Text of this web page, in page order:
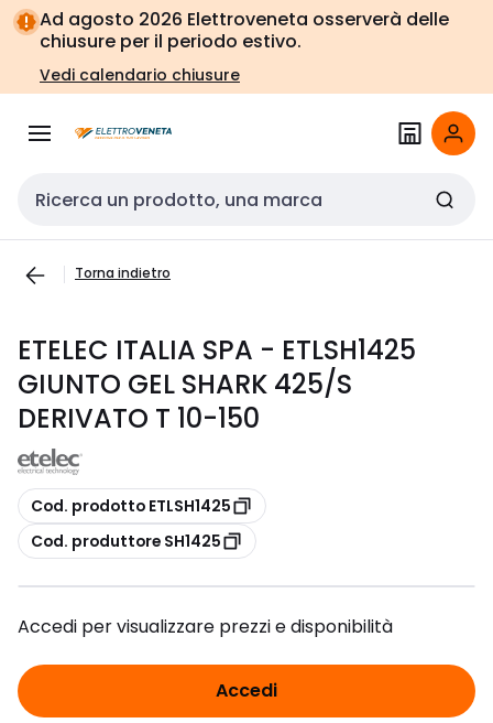
Vai alla
navigazione
Vai
alla
pagina
Ad agosto 2026 Elettroveneta osserverà delle
chiusure per il periodo estivo.
Vedi calendario chiusure
Cerca input
Torna indietro
ETELEC ITALIA SPA - ETLSH1425
GIUNTO GEL SHARK 425/S
DERIVATO T 10-150
copia
Cod. prodotto ETLSH1425
copia
Cod. produttore SH1425
Accedi per visualizzare prezzi e disponibilità
Accedi